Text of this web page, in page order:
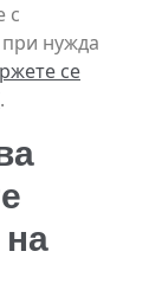
с
нужда
се
.